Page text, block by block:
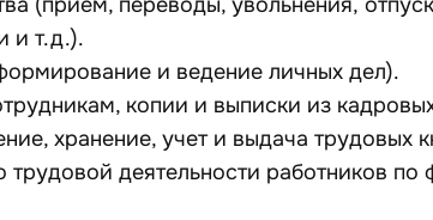
и т.д.).
и ведение личных дел).
копии и выписки из
хранение, учет и выдача трудовых
деятельности работников по